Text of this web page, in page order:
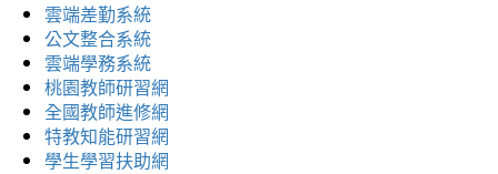
雲端差勤系統
公文整合系統
雲端學務系統
桃園教師研習網
全國教師進修網
特教知能研習網
學生學習扶助網